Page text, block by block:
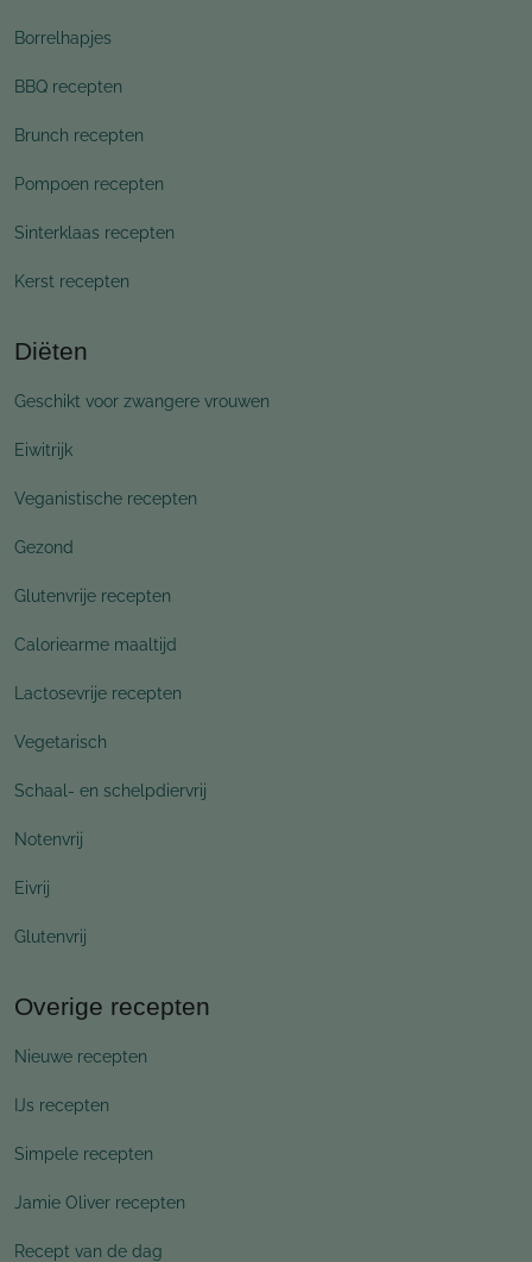
Borrelhapjes
BBQ recepten
Brunch recepten
Pompoen recepten
Sinterklaas recepten
Kerst recepten
Diëten
Geschikt voor zwangere vrouwen
Eiwitrijk
Veganistische recepten
Gezond
Glutenvrije recepten
Caloriearme maaltijd
Lactosevrije recepten
Vegetarisch
Schaal- en schelpdiervrij
Notenvrij
Eivrij
Glutenvrij
Overige recepten
Nieuwe recepten
IJs recepten
Simpele recepten
Jamie Oliver recepten
Recept van de dag